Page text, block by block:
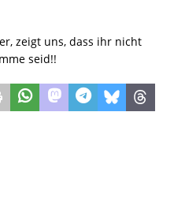
zeigt uns, dass ihr nicht
seid!!